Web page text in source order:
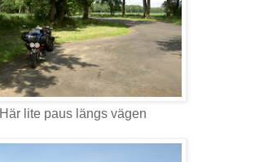
Här lite paus längs vägen